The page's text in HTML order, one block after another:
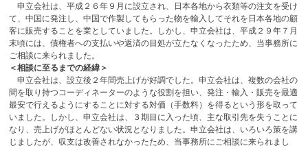
申立会社は、平成２６年９月に設立され、日本各地から衣類等の注文を受け
て、中国に発注し、中国で作製してもらった物を輸入してそれを日本各地の顧
客に販売することを業としていました。しかし、申立会社は、平成２９年７月
末頃には、債権者への支払いや返済の目処が立たなくなったため、当事務所に
ご相談に来られました。
＜相談に至るまでの経緯＞
申立会社は、設立後２年間売上げが好調でした。申立会社は、複数の会社の
間を取り持つコーディネーターのような役割を担い、発注・輸入・販売を最適
最安で行えるようにすることに対する対価（手数料）を得るという形を取って
いました。しかし、申立会社は、３期目に入った頃、主な取引先を失うことに
なり、売上げがほとんどない状況となりました。申立会社は、いろいろ策を講
じましたが、収支は改善されなかったため、当事務所にご相談に来られまし